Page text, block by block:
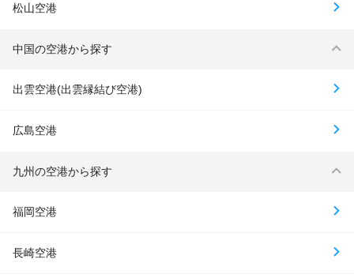
松山空港
中国の空港から探す
出雲空港(出雲縁結び空港)
広島空港
九州の空港から探す
福岡空港
長崎空港